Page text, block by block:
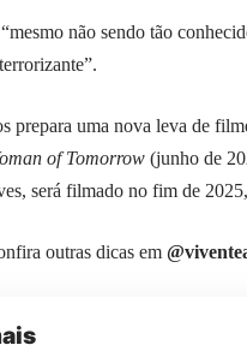
não sendo tão
prepara uma nova leva de
of Tomorrow (junho de
será filmado no fim de
outras dicas em